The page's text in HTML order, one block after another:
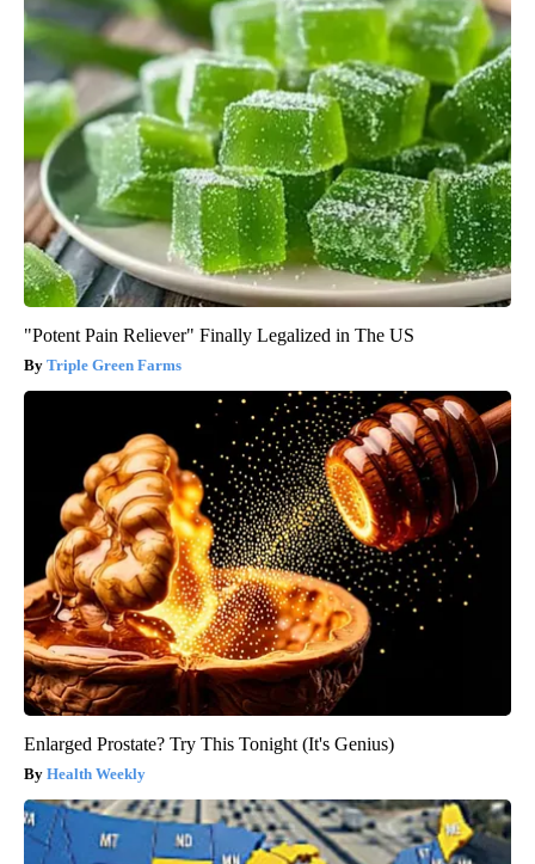
"Potent Pain Reliever" Finally Legalized in The US
Triple Green Farms
Enlarged Prostate? Try This Tonight (It's Genius)
Health Weekly